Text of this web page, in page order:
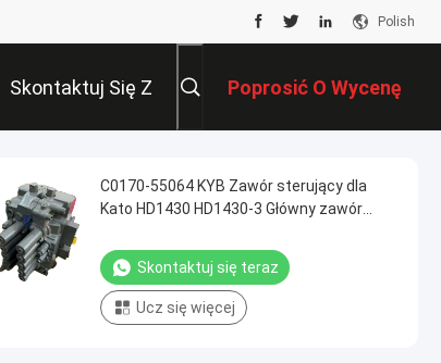
Polish
Skontaktuj Się Z
Nami
Poprosić O Wycenę
C0170-55064 KYB Zawór sterujący dla
Kato HD1430 HD1430-3 Główny zawór
koparki
Skontaktuj się teraz
Ucz się więcej